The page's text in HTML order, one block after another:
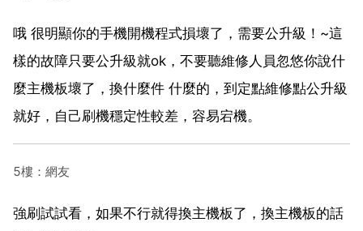
哦 很明顯你的手機開機程式損壞了，需要公升級！~這
樣的故障只要公升級就ok，不要聽維修人員忽悠你說什
麼主機板壞了，換什麼件 什麼的，到定點維修點公升級
就好，自己刷機穩定性較差，容易宕機。
5樓：網友
強刷試試看，如果不行就得換主機板了，換主機板的話